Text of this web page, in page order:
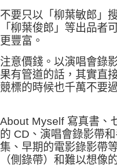
要只以「柳葉敏郎」
「柳葉俊郎」等出品者
豐富。
意價錢。以演唱會錄
有管道的話，其實直
標的時候也千萬不要
Myself 寫真書、
CD、演唱會錄影帶
、早期的電影錄影帶
側錄帶）和難以想像